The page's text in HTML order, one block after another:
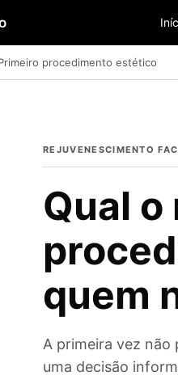
procedimento estético
REJUVENESCIMENTO
Qual
quem
A primeira vez
uma decisão